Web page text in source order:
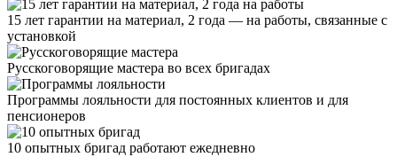
15 лет гарантии на материал, 2 года — на работы, связанные с
установкой
Русскоговорящие мастера во всех бригадах
Программы лояльности для постоянных клиентов и для
пенсионеров
10 опытных бригад работают ежедневно